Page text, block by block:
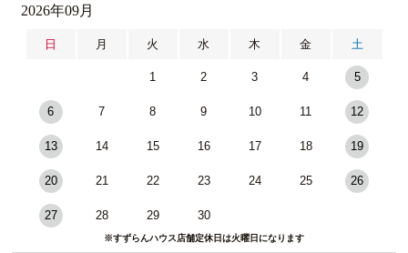
2026年09月
日 月 火 水 木 金 土
1 2 3 4 5
6 7 8 9 10 11 12
13 14 15 16 17 18 19
20 21 22 23 24 25 26
27 28 29 30
※すずらんハウス店舗定休日は火曜日になります